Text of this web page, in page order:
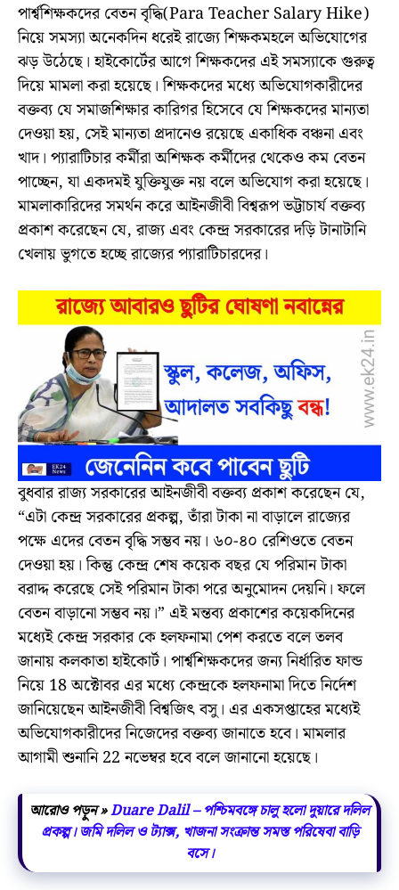
পার্শ্বশিক্ষকদের বেতন বৃদ্ধি(Para Teacher Salary Hike)
নিয়ে সমস্যা অনেকদিন ধরেই রাজ্যে শিক্ষকমহলে অভিযোগের
ঝড় উঠেছে। হাইকোর্টের আগে শিক্ষকদের এই সমস্যাকে গুরুত্ব
দিয়ে মামলা করা হয়েছে। শিক্ষকদের মধ্যে অভিযোগকারীদের
বক্তব্য যে সমাজশিক্ষার কারিগর হিসেবে যে শিক্ষকদের মান্যতা
দেওয়া হয়, সেই মান্যতা প্রদানেও রয়েছে একাধিক বঞ্চনা এবং
খাদ। প্যারাটিচার কর্মীরা অশিক্ষক কর্মীদের থেকেও কম বেতন
পাচ্ছেন, যা একদমই যুক্তিযুক্ত নয় বলে অভিযোগ করা হয়েছে।
মামলাকারিদের সমর্থন করে আইনজীবী বিশ্বরূপ ভট্টাচার্য বক্তব্য
প্রকাশ করেছেন যে, রাজ্য এবং কেন্দ্র সরকারের দড়ি টানাটানি
খেলায় ভুগতে হচ্ছে রাজ্যের প্যারাটিচারদের।
বুধবার রাজ্য সরকারের আইনজীবী বক্তব্য প্রকাশ করেছেন যে,
“এটা কেন্দ্র সরকারের প্রকল্প, তাঁরা টাকা না বাড়ালে রাজ্যের
পক্ষে এদের বেতন বৃদ্ধি সম্ভব নয়। ৬০-৪০ রেশিওতে বেতন
দেওয়া হয়। কিন্তু কেন্দ্র শেষ কয়েক বছর যে পরিমান টাকা
বরাদ্দ করেছে সেই পরিমান টাকা পরে অনুমোদন দেয়নি। ফলে
বেতন বাড়ানো সম্ভব নয়।” এই মন্তব্য প্রকাশের কয়েকদিনের
মধ্যেই কেন্দ্র সরকার কে হলফনামা পেশ করতে বলে তলব
জানায় কলকাতা হাইকোর্ট। পার্শ্বশিক্ষকদের জন্য নির্ধারিত ফান্ড
নিয়ে 18 অক্টোবর এর মধ্যে কেন্দ্রকে হলফনামা দিতে নির্দেশ
জানিয়েছেন আইনজীবী বিশ্বজিৎ বসু। এর একসপ্তাহের মধ্যেই
অভিযোগকারীদের নিজেদের বক্তব্য জানাতে হবে। মামলার
আগামী শুনানি 22 নভেম্বর হবে বলে জানানো হয়েছে।
আরোও পড়ুন »Duare Dalil – পশ্চিমবঙ্গে চালু হলো দুয়ারে দলিল
প্রকল্প। জমি দলিল ও ট্যাক্স, খাজনা সংক্রান্ত সমস্ত পরিষেবা বাড়ি
বসে।